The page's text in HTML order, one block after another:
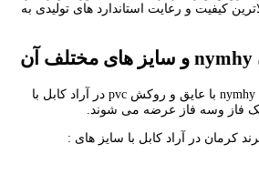
کیفیت و رعایت استاندارد های تولیدی به
nymhy و سایز های مختلف آن
کابل افشان کرمان در انواع nymhy با عایق و روکش pvc در آراد کابل با
فاز وسه فاز عرضه می شوند.
کرمان در آراد کابل با سایز های :